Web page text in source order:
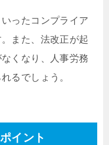
ったコンプライア
また、法改正が起
くなり、人事労務
るでしょう。
イント